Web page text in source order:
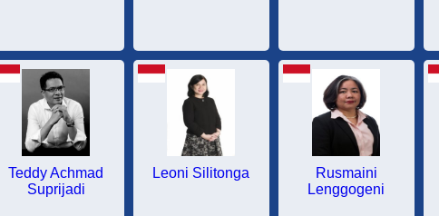
Teddy Achmad
Suprijadi
Leoni Silitonga
Rusmaini
Lenggogeni